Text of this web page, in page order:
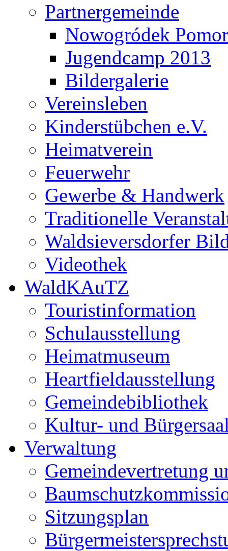
Partnergemeinde
Nowogródek
Jugendcamp 2013
Bildergalerie
Vereinsleben
Kinderstübchen e.V.
Heimatverein
Feuerwehr
Gewerbe & Handwerk
Traditionelle
Waldsieversdorfer
Videothek
WaldKAuTZ
Touristinformation
Schulausstellung
Heimatmuseum
Heartfieldausstellung
Gemeindebibliothek
Kultur- und
Verwaltung
Gemeindevertretung
Sitzungsplan